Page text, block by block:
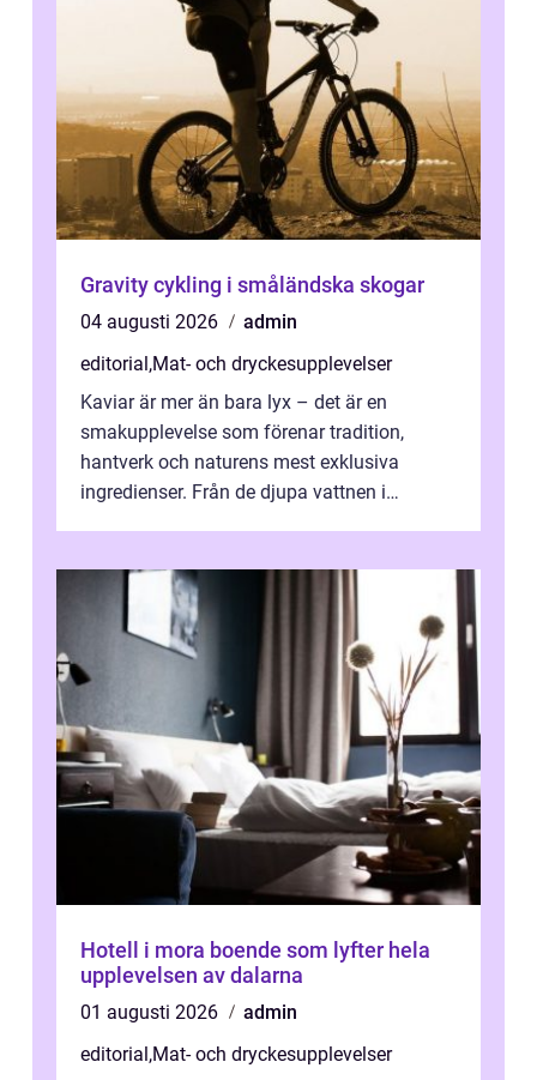
Gravity cykling i småländska skogar
04 augusti 2026
admin
editorial,Mat- och dryckesupplevelser
Kaviar är mer än bara lyx – det är en
smakupplevelse som förenar tradition,
hantverk och naturens mest exklusiva
ingredienser. Från de djupa vattnen i
Hotell i mora boende som lyfter hela
upplevelsen av dalarna
01 augusti 2026
admin
editorial,Mat- och dryckesupplevelser